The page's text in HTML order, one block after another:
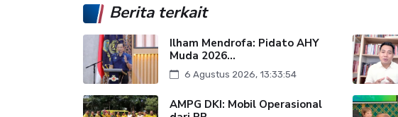
Berita terkait
Ilham Mendrofa: Pidato AHY
Muda 2026...
6 Agustus 2026, 13:33:54
AMPG DKI: Mobil Operasional